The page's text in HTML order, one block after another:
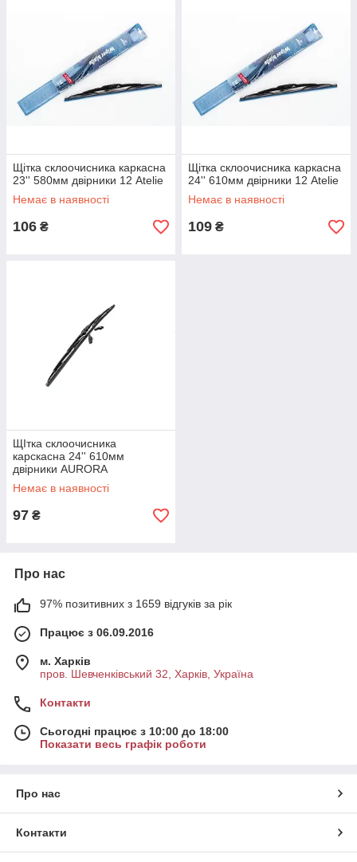
Щітка склоочисника каркасна
23'' 580мм двірники 12 Atelie
Немає в наявності
106 ₴
Щітка склоочисника каркасна
24'' 610мм двірники 12 Atelie
Немає в наявності
109 ₴
ЩІтка склоочисника
карскасна 24'' 610мм
двірники AURORA
Немає в наявності
97 ₴
Про нас
97% позитивних з 1659 відгуків за рік
Працює з 06.09.2016
м. Харків
пров. Шевченківський 32, Харків, Україна
Контакти
Сьогодні працює з 10:00 до 18:00
Показати весь графік роботи
Про нас
Контакти